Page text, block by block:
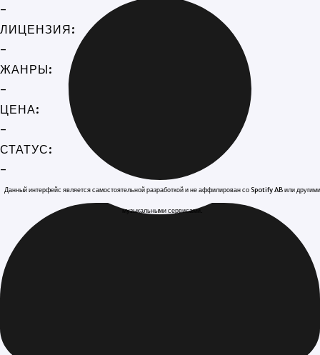
-
ЛИЦЕНЗИЯ:
-
ЖАНРЫ:
-
ЦЕНА:
-
СТАТУС:
-
Данный интерфейс является самостоятельной разработкой и не аффилирован со Spotify AB или другими
музыкальными сервисами.